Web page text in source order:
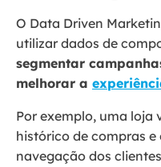
O Data Driven
utilizar dados de
segmentar
melhorar a
Por exemplo, uma loja
histórico de compras
navegação dos